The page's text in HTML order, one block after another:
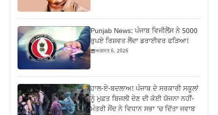
Punjab News: ਪੰਜਾਬ ਵਿਜੀਲੈਂਸ ਨੇ 5000
ਰੁਪਏ ਰਿਸ਼ਵਤ ਲੈਂਦਾ ਡਰਾਈਵਰ ਫੜਿਆ!
ਅਗਸਤ 6, 2026
ਹਾਲ-ਏ-ਬਦਲਾਅ! ਪੰਜਾਬ ਦੇ ਸਰਕਾਰੀ ਸਕੂਲਾਂ
ਨੂੰ ਮੁਫ਼ਤ ਬਿਜਲੀ ਦੇਣ ਦੀ ਕੋਈ ਯੋਜਨਾ ਨਹੀਂ-
ਮੰਤਰੀ ਸੌਂਦ ਨੇ ਵਿਧਾਨ ਸਭਾ ‘ਚ ਦਿੱਤਾ ਜਵਾਬ